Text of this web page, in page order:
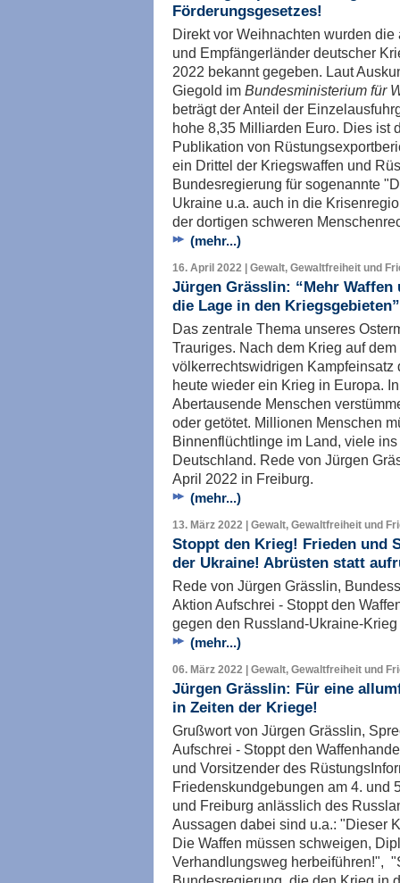
Förderungsgesetzes!
Direkt vor Weihnachten wurden
und Empfängerländer deutscher
2022 bekannt gegeben. Laut
Giegold im Bundesministerium für
beträgt der Anteil der
hohe 8,35 Milliarden Euro. Dies ist
Publikation von
ein Drittel der Kriegswaffen und
Bundesregierung für sogenannte
Ukraine u.a. auch in die
der dortigen schweren
(mehr...)
16. April 2022 | Gewalt, Gewaltfreiheit und
Jürgen Grässlin: “Mehr
die Lage in den Kriegsgebieten”
Das zentrale Thema unseres
Trauriges. Nach dem Krieg auf
völkerrechtswidrigen Kampfeinsatz
heute wieder ein Krieg in Europa.
Abertausende Menschen
oder getötet. Millionen Menschen
Binnenflüchtlinge im Land, viele
Deutschland. Rede von Jürgen
April 2022 in Freiburg.
(mehr...)
13. März 2022 | Gewalt, Gewaltfreiheit und
Stoppt den Krieg! Frieden und
der Ukraine! Abrüsten statt
Rede von Jürgen Grässlin,
Aktion Aufschrei - Stoppt den
gegen den Russland-Ukraine-
(mehr...)
06. März 2022 | Gewalt, Gewaltfreiheit und
Jürgen Grässlin: Für eine
in Zeiten der Kriege!
Grußwort von Jürgen Grässlin,
Aufschrei - Stoppt den
und Vorsitzender des
Friedenskundgebungen am 4. und
und Freiburg anlässlich des
Aussagen dabei sind u.a.: "Dieser
Die Waffen müssen schweigen,
Verhandlungsweg herbeiführen!",